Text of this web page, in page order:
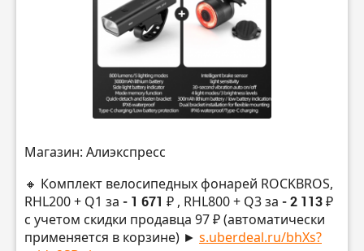
Магазин: Алиэкспресс
🔸 Комплект велосипедных фонарей ROCKBROS,
RHL200 + Q1 за - 1 671 ₽ , RHL800 + Q3 за - 2 113 ₽
с учетом скидки продавца 97 ₽ (автоматически
применяется в корзине) ► s.uberdeal.ru/bhXs?